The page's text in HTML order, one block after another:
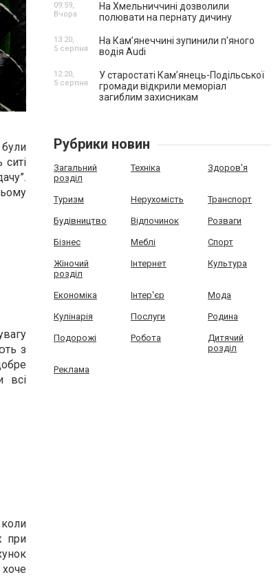
ситі
з
всі
при
хоче
На Хмельниччині дозволили
полювати на пернату дичину
09:59,
Вчора
На Камʼянеччині зупинили п'яного
водія Audi
13:20,
5 серпня
У старостаті Кам’янець-Подільської
громади відкрили меморіал
загиблим захисникам
12:20,
5 серпня
Рубрики новин
Загальний
розділ
Техніка Здоров'я
Туризм Нерухомість Транспорт
Будівництво Відпочинок Розваги
Бізнес Меблі Спорт
Жіночий
розділ
Інтернет Культура
Економіка Інтер'єр Мода
Кулінарія Послуги Родина
Подорожі Робота
Дитячий
розділ
Реклама